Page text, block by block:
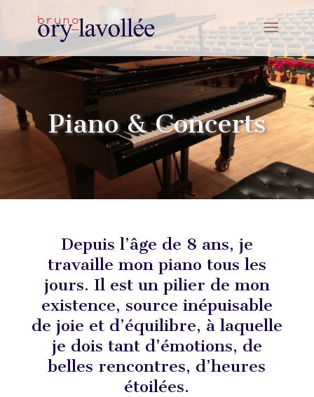
Piano & Concerts
Depuis l’âge de 8 ans, je
travaille mon piano tous les
jours. Il est un pilier de mon
existence, source inépuisable
de joie et d’équilibre, à laquelle
je dois tant d’émotions, de
belles rencontres, d’heures
étoilées.